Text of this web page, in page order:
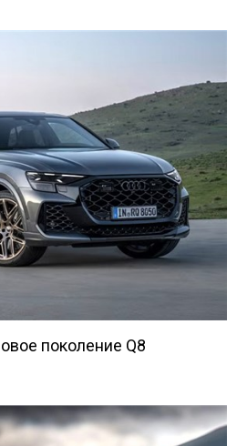
поколение Q8